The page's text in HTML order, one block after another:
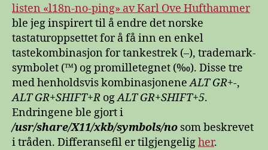
listen «l18n-no-ping» av Karl Ove Hufthammer
ble jeg inspirert til å endre det norske
tastaturoppsettet for å få inn en enkel
tastekombinasjon for tankestrek (–), trademark-
symbolet (™) og promilletegnet (‰). Disse tre
med henholdsvis kombinasjoneneALT GR+-,
ALT GR+SHIFT+R ogALT GR+SHIFT+5.
Endringene ble gjort i
/usr/share/X11/xkb/symbols/no som beskrevet
i tråden. Differansefil er tilgjengeligher.